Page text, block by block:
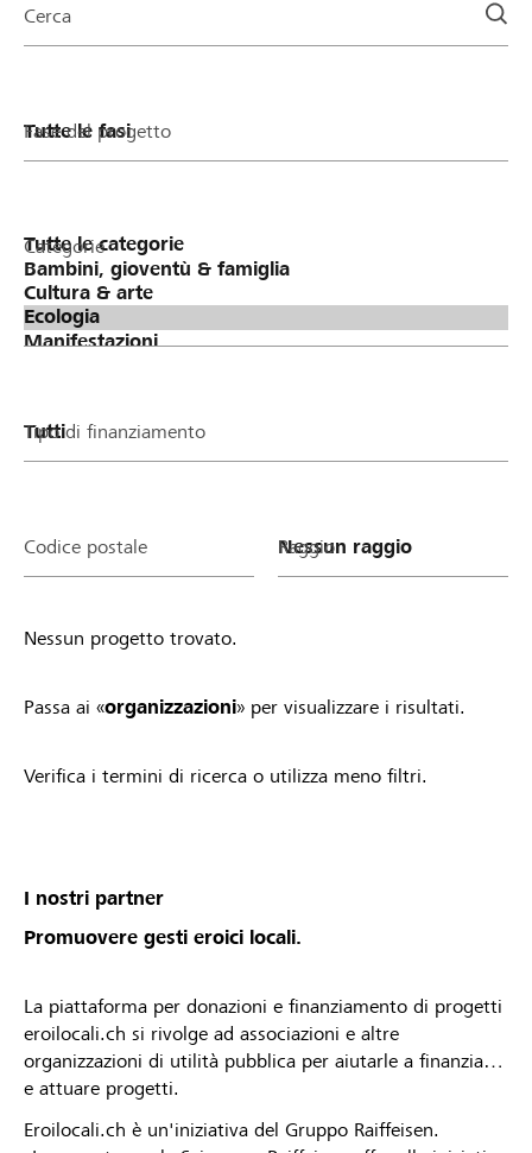
della
Cerca
Fase del progetto
Categorie
Tipo di finanziamento
Codice postale Raggio
Nessun progetto trovato.
Passa ai «organizzazioni» per visualizzare i risultati.
Verifica i termini di ricerca o utilizza meno filtri.
I nostri partner
Promuovere gesti eroici locali.
La piattaforma per donazioni e finanziamento di progetti
eroilocali.ch si rivolge ad associazioni e altre
organizzazioni di utilità pubblica per aiutarle a finanziare
e attuare progetti.
Eroilocali.ch è un'iniziativa del Gruppo Raiffeisen.